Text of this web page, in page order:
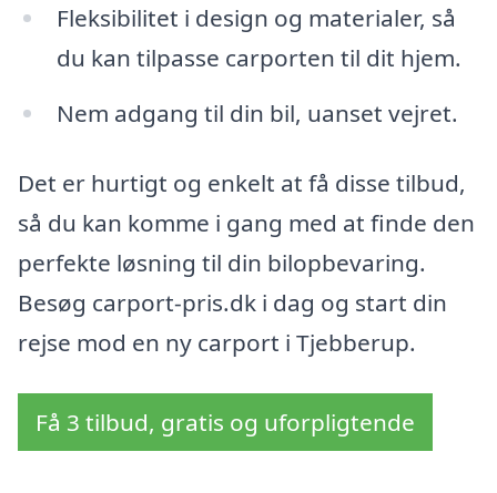
Fleksibilitet i design og materialer, så
du kan tilpasse carporten til dit hjem.
Nem adgang til din bil, uanset vejret.
Det er hurtigt og enkelt at få disse tilbud,
så du kan komme i gang med at finde den
perfekte løsning til din bilopbevaring.
Besøg carport-pris.dk i dag og start din
rejse mod en ny carport i Tjebberup.
Få 3 tilbud, gratis og uforpligtende